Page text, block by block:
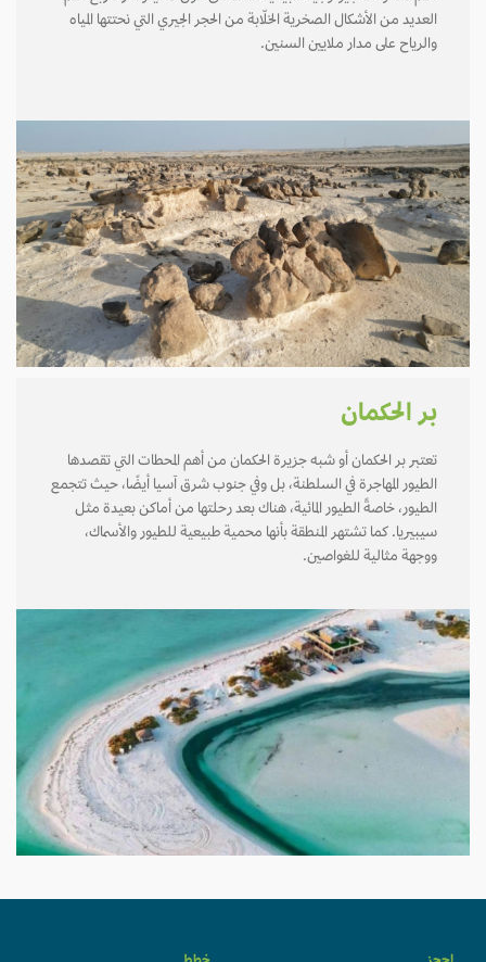
العديد من الأشكال الصخرية الخلّابة من الحجر الجيري التي نحتتها المياه
والرياح على مدار ملايين السنين.
بر الحكمان
تعتبر بر الحكمان أو شبه جزيرة الحكمان من أهم المحطات التي تقصدها
الطيور المهاجرة في السلطنة، بل وفي جنوب شرق آسيا أيضًا، حيث تتجمع
الطيور، خاصةً الطيور المائية، هناك بعد رحلتها من أماكن بعيدة مثل
سيبيريا. كما تشتهر المنطقة بأنها محمية طبيعية للطيور والأسماك،
ووجهة مثالية للغواصين.